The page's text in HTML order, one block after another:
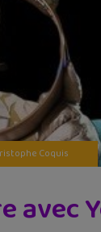
Coquis
avec